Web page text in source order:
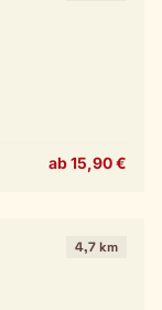
ab 15,90 €
4,7 km